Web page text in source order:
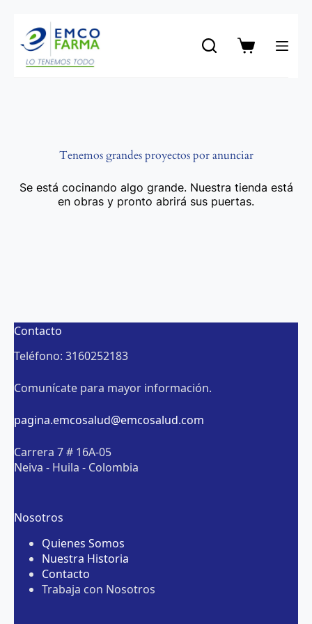
contenido
Carro
Tenemos grandes proyectos por anunciar
Se está cocinando algo grande. Nuestra tienda está
en obras y pronto abrirá sus puertas.
Contacto
Teléfono: 3160252183
Comunícate para mayor información.
pagina.emcosalud@emcosalud.com
Carrera 7 # 16A-05
Neiva - Huila - Colombia
Nosotros
Quienes Somos
Nuestra Historia
Contacto
Trabaja con Nosotros